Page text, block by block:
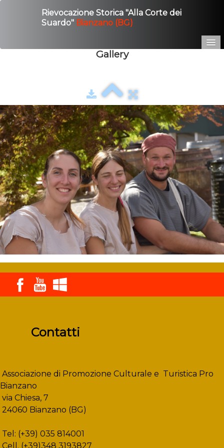
Rievocazione Storica "Alla Corte dei
Suardo" Bianzano (BG)
Contatto
Gallery
Contatti
Associazione di Promozione Culturale e Turistica Pro
Bianzano
via Chiesa, 7
24060 Bianzano (BG)
Tel: (+39) 035 814001
Cell. (+39)348 3193827